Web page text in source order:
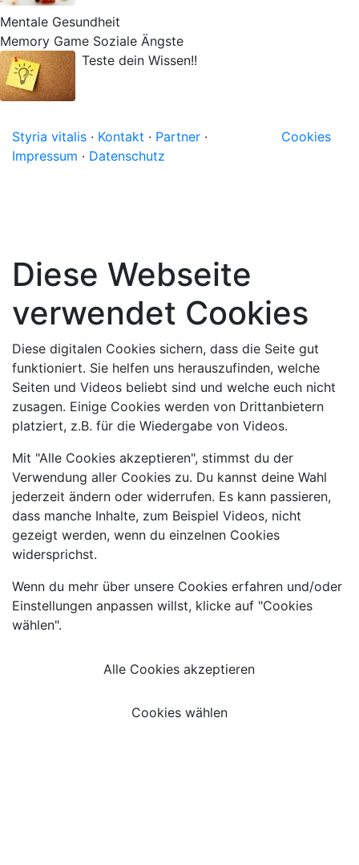
Mentale Gesundheit
Memory Game Soziale Ängste
Teste dein Wissen!!
Styria vitalis · Kontakt · Partner ·
Impressum · Datenschutz
Cookies
Diese Webseite
verwendet Cookies
Diese digitalen Cookies sichern, dass die Seite gut
funktioniert. Sie helfen uns herauszufinden, welche
Seiten und Videos beliebt sind und welche euch nicht
zusagen. Einige Cookies werden von Drittanbietern
platziert, z.B. für die Wiedergabe von Videos.
Mit "Alle Cookies akzeptieren", stimmst du der
Verwendung aller Cookies zu. Du kannst deine Wahl
jederzeit ändern oder widerrufen. Es kann passieren,
dass manche Inhalte, zum Beispiel Videos, nicht
gezeigt werden, wenn du einzelnen Cookies
widersprichst.
Wenn du mehr über unsere Cookies erfahren und/oder
Einstellungen anpassen willst, klicke auf "Cookies
wählen".
Alle Cookies akzeptieren
Cookies wählen